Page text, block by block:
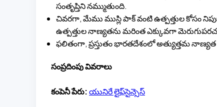
సంతృప్తిని నమ్ముతుంది.
చివరగా, మేము ముస్లి పాక్ వంటి ఉత్పత్తుల కోసం
ఉత్పత్తుల నాణ్యతను మరింత ఎక్కువగా
ఫలితంగా, ప్రస్తుతం భారతదేశంలో అత్యుత్తమ
సంప్రదింపు వివరాలు
కంపెనీ పేరు:యునిరే లైఫ్‌సైన్సెస్